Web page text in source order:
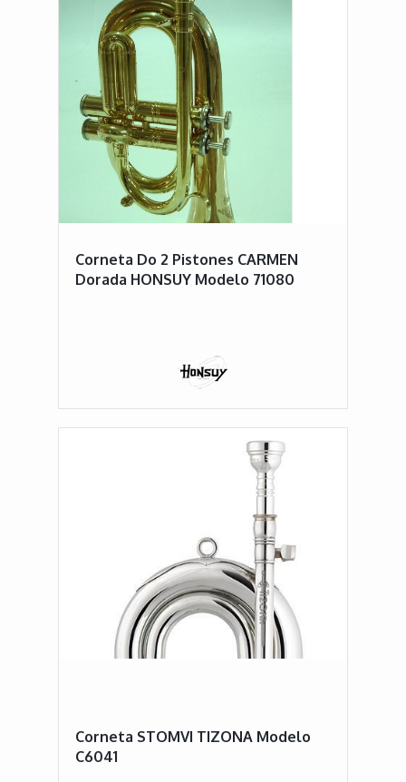
Corneta Do 2 Pistones CARMEN
Dorada HONSUY Modelo 71080
Corneta STOMVI TIZONA Modelo
C6041